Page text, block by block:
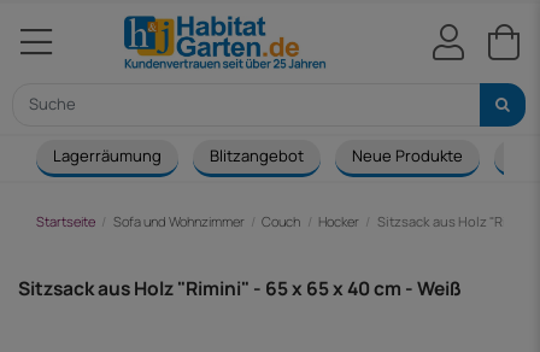
Lagerräumung Blitzangebot Neue Produkte
Startseite Sofa und Wohnzimmer Couch Hocker Sitzsack aus Holz "Rimini"
Sitzsack aus Holz "Rimini" - 65 x 65 x 40 cm - Weiß